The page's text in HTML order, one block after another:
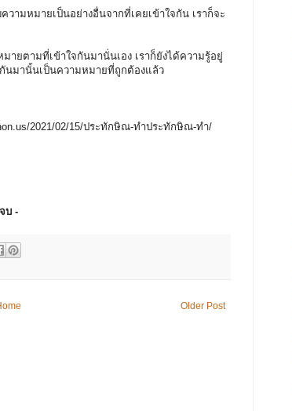
หมายเป็นอย่างอื่นจากที่เคยเข้าใจกัน เราก็จะ
ตามที่เข้าใจกันมานั่นเอง เราก็ยังได้ความรู้อยู่
นมานั้นเป็นความหมายที่ถูกต้องแล้ว
2021/02/15/ประทักษิณ-ทำประทักษิณ-ทำ/
จบ -
Older Post